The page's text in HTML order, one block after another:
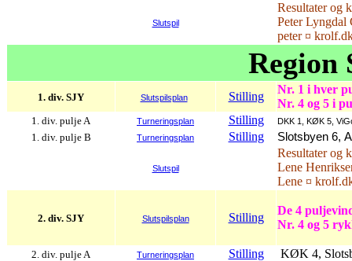
Slutspil
Resultater og
Peter Lyngdal
peter ¤
Region
1. div. SJY Slutspilsplan Stilling
Nr. 1 i hver
Nr. 4 og 5 i
1. div. pulje A Turneringsplan Stilling DKK 1, KØK 5,
1. div. pulje B Turneringsplan Stilling Slotsbyen 6,
Slutspil
Resultater og
Lene
Lene ¤
2. div. SJY Slutspilsplan Stilling
De 4
Nr. 4 og 5
2. div. pulje A Turneringsplan Stilling KØK 4,